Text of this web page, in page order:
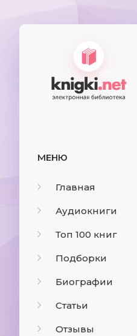
МЕНЮ
Главная
Аудиокниги
Топ 100 книг
Подборки
Биографии
Статьи
Отзывы